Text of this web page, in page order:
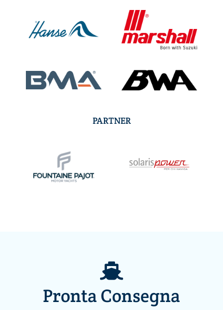
PARTNER
Pronta Consegna